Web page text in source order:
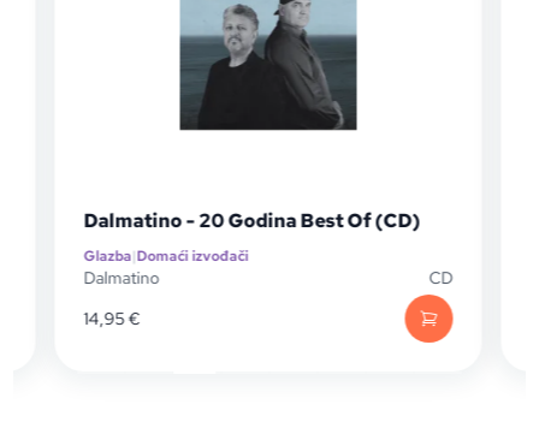
Dalmatino - 20 Godina Best Of (CD)
Glazba|Domaći izvođači
Dalmatino
CD
14,95€